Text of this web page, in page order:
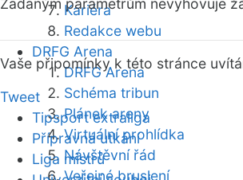
Kariéra
Redakce webu
DRFG Arena
DRFG Arena
Schéma tribun
Plánek areny
Virtuální prohlídka
Návštěvní řád
Veřejné bruslení
Zadaným parametrům nevyhovuje
Vaše připomínky k této stránce
Tweet
Tipsport extraliga
Přípravná utkání
Liga mistrů